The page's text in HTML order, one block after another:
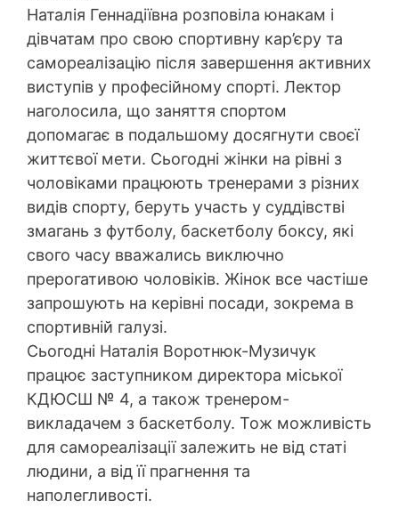
Наталія Геннадіївна розповіла юнакам і
дівчатам про свою спортивну кар’єру та
самореалізацію після завершення активних
виступів у професійному спорті. Лектор
наголосила, що заняття спортом
допомагає в подальшому досягнути своєї
життєвої мети. Сьогодні жінки на рівні з
чоловіками працюють тренерами з різних
видів спорту, беруть участь у суддівстві
змагань з футболу, баскетболу боксу, які
свого часу вважались виключно
прерогативою чоловіків. Жінок все частіше
запрошують на керівні посади, зокрема в
спортивній галузі.
Сьогодні Наталія Воротнюк-Музичук
працює заступником директора міської
КДЮСШ № 4, а також тренером-
викладачем з баскетболу. Тож можливість
для самореалізації залежить не від статі
людини, а від її прагнення та
наполегливості.